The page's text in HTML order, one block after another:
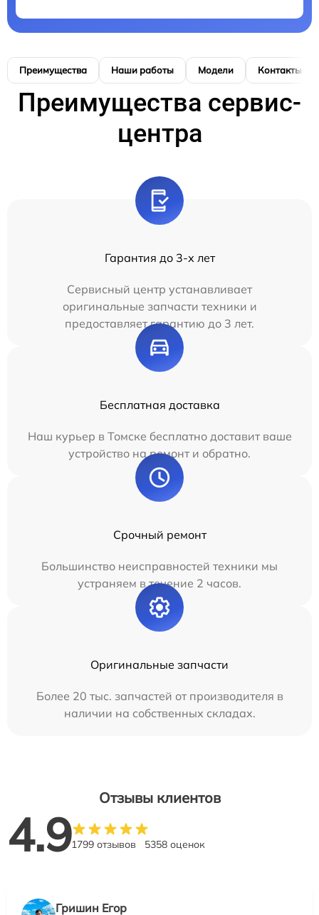
Преимущества Наши работы Модели Контакты
Преимущества сервис-
центра
Гарантия до 3-х лет
Сервисный центр устанавливает
оригинальные запчасти техники и
предоставляет гарантию до 3 лет.
Бесплатная доставка
Наш курьер в Томске бесплатно доставит ваше
устройство на ремонт и обратно.
Срочный ремонт
Большинство неисправностей техники мы
устраняем в течение 2 часов.
Оригинальные запчасти
Более 20 тыс. запчастей от производителя в
наличии на собственных складах.
Отзывы клиентов
4.91799 отзывов 5358 оценок
Гришин Егор